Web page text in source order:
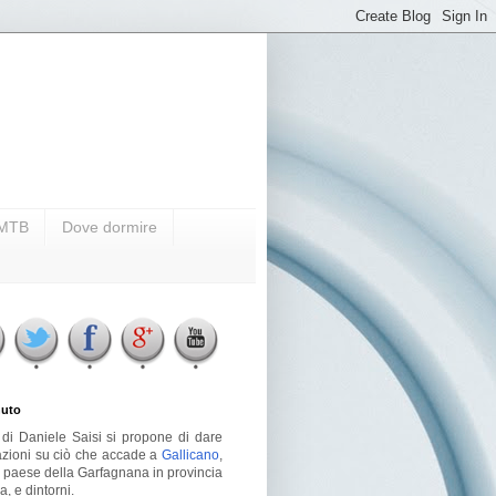
Dove dormire
Daniele Saisi si propone di dare
su ciò che accade a Gallicano
della Garfagnana in provincia
e dintorni.